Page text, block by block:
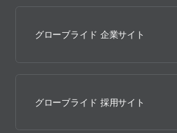
グローブライド 企業サイト
グローブライド 採用サイト